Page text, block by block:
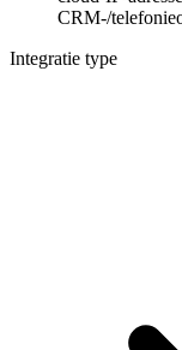
CRM-/
Integratie type